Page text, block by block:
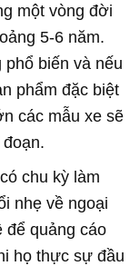
một vòng đời
5-6 năm.
biến và nếu
phẩm đặc biệt
các mẫu xe sẽ
đoạn.
chu kỳ làm
nhẹ về ngoại
để quảng cáo
họ thực sự đầu